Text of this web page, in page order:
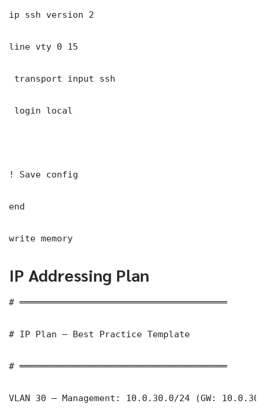
ip ssh version 2
line vty 0 15
transport input ssh
login local
! Save config
end
write memory
IP Addressing Plan
# ═══════════════════════════════════════
# IP Plan — Best Practice Template
# ═══════════════════════════════════════
VLAN 30 — Management: 10.0.30.0/24 (GW: